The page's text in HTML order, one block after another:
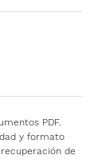
PDF.
y formato
de